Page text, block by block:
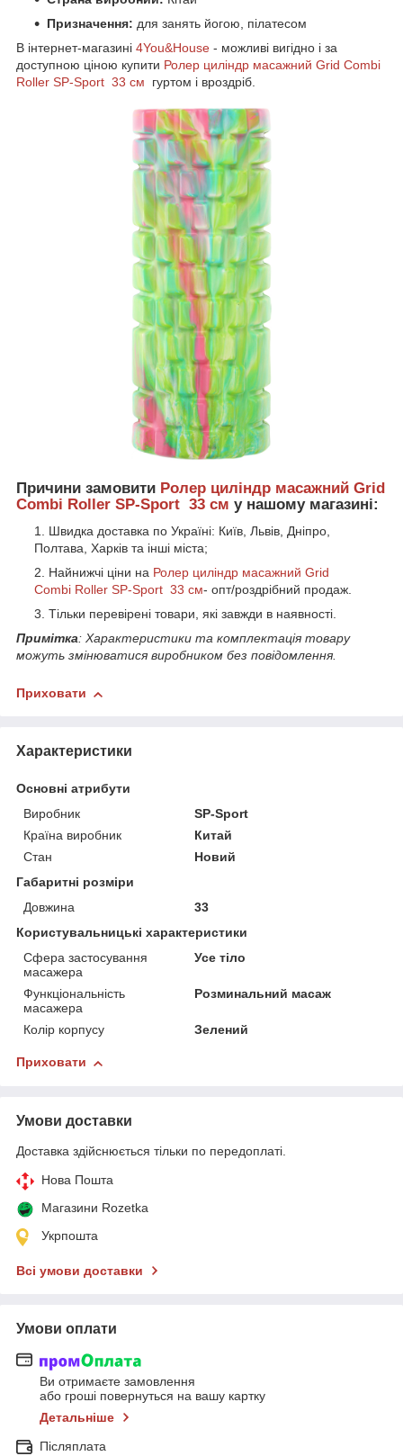
Призначення: для занять йогою, пілатесом
В інтернет-магазині 4You&House - можливі вигідно і за
доступною ціною купити Ролер циліндр масажний Grid Combi
Roller SP-Sport 33 см
гуртом і вроздріб.
Причини замовити Ролер циліндр масажний Grid
Combi Roller SP-Sport 33 см у нашому магазині:
Швидка доставка по Україні: Київ, Львів, Дніпро,
Полтава, Харків та інші міста;
Найнижчі ціни на Ролер циліндр масажний Grid
Combi Roller SP-Sport 33 см- опт/роздрібний продаж.
Тільки перевірені товари, які завжди в наявності.
Примітка: Характеристики та комплектація товару
можуть змінюватися виробником без повідомлення.
Приховати
Характеристики
Основні атрибути
Виробник
SP-Sport
Країна виробник
Китай
Стан
Новий
Габаритні розміри
Довжина
33
Користувальницькі характеристики
Сфера застосування
масажера
Усе тіло
Функціональність
масажера
Розминальний масаж
Колір корпусу Зелений
Приховати
Умови доставки
Доставка здійснюється тільки по передоплаті.
Нова Пошта
Магазини Rozetka
Укрпошта
Всі умови доставки
Умови оплати
Ви отримаєте замовлення
або гроші повернуться на вашу картку
Детальніше
Післяплата